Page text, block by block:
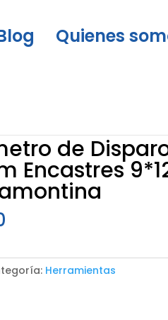
Quienes
de
Encastres
Herramientas